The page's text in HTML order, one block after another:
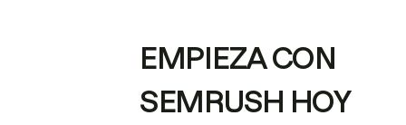
EMPIEZA CON
SEMRUSH HOY